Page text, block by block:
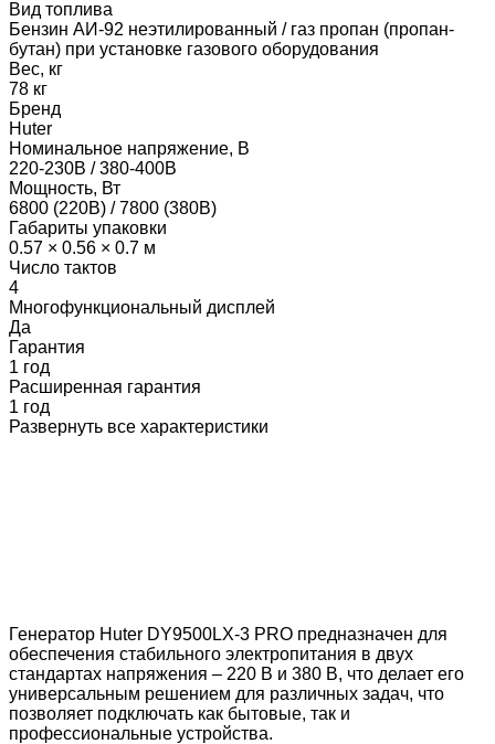
Вид топлива
Бензин АИ-92 неэтилированный / газ пропан (пропан-
бутан) при установке газового оборудования
Вес, кг
78 кг
Бренд
Huter
Номинальное напряжение, В
220-230В / 380-400В
Мощность, Вт
6800 (220В) / 7800 (380В)
Габариты упаковки
0.57 × 0.56 × 0.7 м
Число тактов
4
Многофункциональный дисплей
Да
Гарантия
1 год
Расширенная гарантия
1 год
Развернуть все характеристики
Генератор Huter DY9500LX-3 PRO предназначен для
обеспечения стабильного электропитания в двух
стандартах напряжения – 220 В и 380 В, что делает его
универсальным решением для различных задач, что
позволяет подключать как бытовые, так и
профессиональные устройства.